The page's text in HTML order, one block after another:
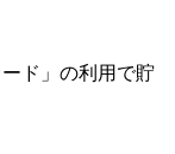
ド」の利用で貯